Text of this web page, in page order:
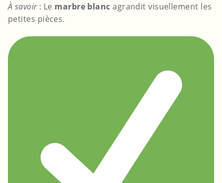
À savoir: Le marbre blanc agrandit visuellement les
petites pièces.